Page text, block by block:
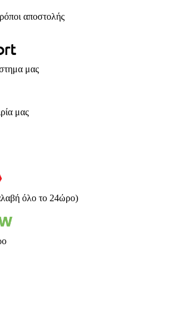
αποστολής
μας
μας
όλο το 24ώρο)